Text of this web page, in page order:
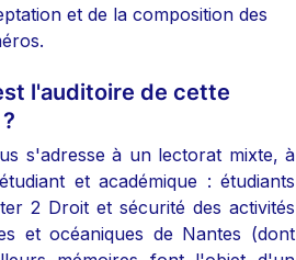
et de la composition des
l'auditoire de cette
s'adresse à un lectorat mixte, à
et académique : étudiants
2 Droit et sécurité des activités
et océaniques de Nantes (dont